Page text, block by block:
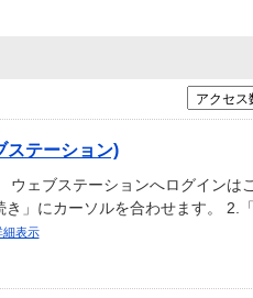
ステーション)
ェブステーションへログインは
」にカーソルを合わせます。 2.
細表示